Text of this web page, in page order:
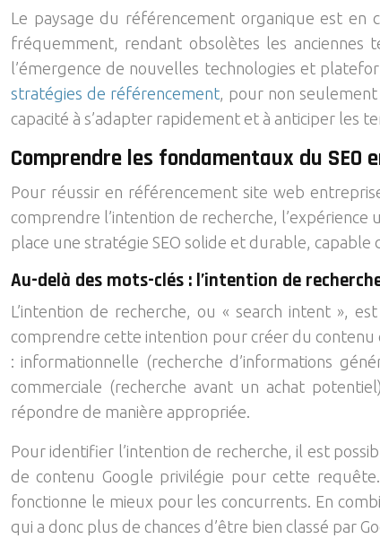
Le paysage du référencement organique est en
fréquemment, rendant obsolètes les anciennes
l’émergence de nouvelles technologies et
stratégies de référencement, pour non
capacité à s’adapter rapidement et à anticiper les
Comprendre les fondamentaux du SEO
Pour réussir en référencement site web
comprendre l’intention de recherche,
place une stratégie SEO solide et durable, capable
Au-delà des mots-clés : l’intention de
L’intention de recherche, ou « search intent »,
comprendre cette intention pour créer du contenu
: informationnelle (recherche d’informations
commerciale (recherche avant un achat
répondre de manière appropriée.
Pour identifier l’intention de recherche, il est
de contenu Google privilégie pour cette
fonctionne le mieux pour les concurrents. En
qui a donc plus de chances d’être bien classé par